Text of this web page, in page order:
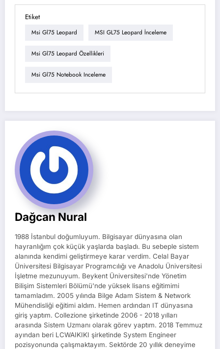
Etiket
Msi Gl75 Leopard MSI GL75 Leopard İnceleme
Msi Gl75 Leopard Özellikleri
Msi Gl75 Notebook Inceleme
Dağcan Nural
1988 İstanbul doğumluyum. Bilgisayar dünyasına olan
hayranlığım çok küçük yaşlarda başladı. Bu sebeple sistem
alanında kendimi geliştirmeye karar verdim. Celal Bayar
Üniversitesi Bilgisayar Programcılığı ve Anadolu Üniversitesi
İşletme mezunuyum. Beykent Üniversitesi'nde Yönetim
Bilişim Sistemleri Bölümü'nde yüksek lisans eğitimimi
tamamladım. 2005 yılında Bilge Adam Sistem & Network
Mühendisliği eğitimi aldım. Hemen ardından IT dünyasına
giriş yaptım. Collezione şirketinde 2006 - 2018 yılları
arasında Sistem Uzmanı olarak görev yaptım. 2018 Temmuz
ayından beri LCWAIKIKI şirketinde System Engineer
pozisyonunda çalışmaktayım. Sektörde 20 yıllık deneyime